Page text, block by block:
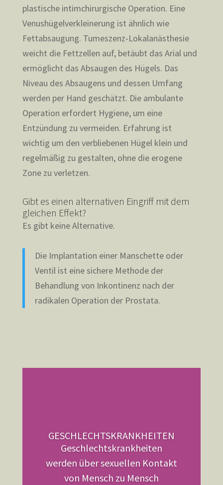
plastische intimchirurgische Operation. Eine
Venushügelverkleinerung ist ähnlich wie
Fettabsaugung. Tumeszenz-Lokalanästhesie
weicht die Fettzellen auf, betäubt das Arial und
ermöglicht das Absaugen des Hügels. Das
Niveau des Absaugens und dessen Umfang
werden per Hand geschätzt. Die ambulante
Operation erfordert Hygiene, um eine
Entzündung zu vermeiden. Erfahrung ist
wichtig um den verbliebenen Hügel klein und
regelmäßig zu gestalten, ohne die erogene
Zone zu verletzen.
Gibt es einen alternativen Eingriff mit dem
gleichen Effekt?
Es gibt keine Alternative.
Die Implantation einer Manschette oder
Ventil ist eine sichere Methode der
Behandlung von Inkontinenz nach der
radikalen Operation der Prostata.
GESCHLECHTSKRANKHEITEN
Geschlechtskrankheiten
werden über sexuellen Kontakt
von Mensch zu Mensch